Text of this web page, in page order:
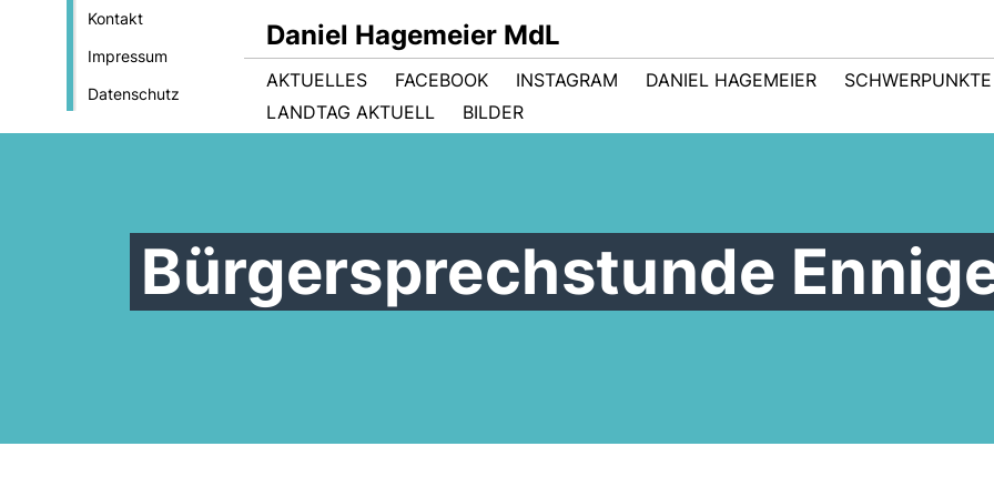
Kontakt
Impressum
Datenschutz
Daniel Hagemeier MdL
AKTUELLES FACEBOOK INSTAGRAM DANIEL HAGEMEIER
SCHWERPUNKTE
LANDTAG AKTUELL
BILDER
Bürgersprechstunde